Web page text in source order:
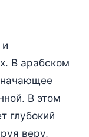
В арабском
В этом
глубокий
веру,